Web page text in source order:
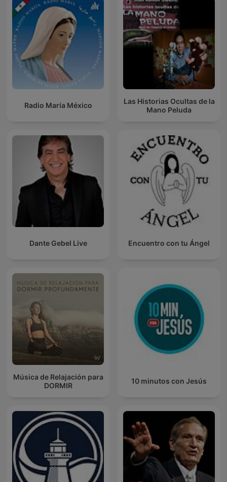
Radio María México
Las Historias Ocultas de la
Mano Peluda
Dante Gebel Live Encuentro con tu Ángel
Música de Relajación para
DORMIR
10 minutos con Jesús